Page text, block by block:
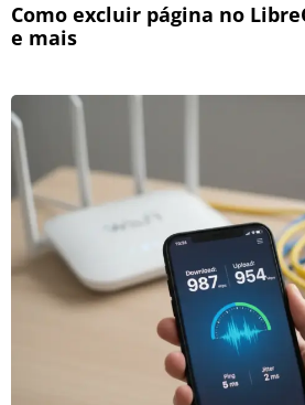
Como excluir página no
e mais